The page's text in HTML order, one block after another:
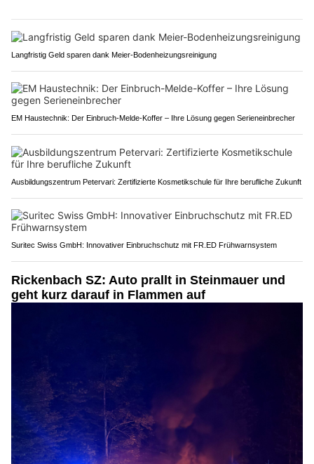
Langfristig Geld sparen dank Meier-Bodenheizungsreinigung
EM Haustechnik: Der Einbruch-Melde-Koffer – Ihre Lösung gegen Serieneinbrecher
Ausbildungszentrum Petervari: Zertifizierte Kosmetikschule für Ihre berufliche Zukunft
Suritec Swiss GmbH: Innovativer Einbruchschutz mit FR.ED Frühwarnsystem
Rickenbach SZ: Auto prallt in Steinmauer und
geht kurz darauf in Flammen auf